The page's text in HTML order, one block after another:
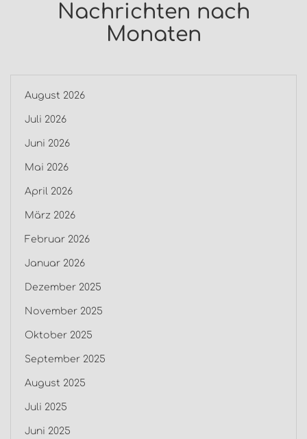
Nachrichten nach
Monaten
August 2026
Juli 2026
Juni 2026
Mai 2026
April 2026
März 2026
Februar 2026
Januar 2026
Dezember 2025
November 2025
Oktober 2025
September 2025
August 2025
Juli 2025
Juni 2025